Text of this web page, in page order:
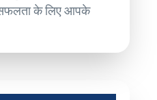
के लिए आपके